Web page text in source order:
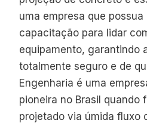
uma empresa que
capacitação para lidar
equipamento, garantindo
totalmente seguro e de
Engenharia é uma
pioneira no Brasil quando
projetado via úmida fluxo